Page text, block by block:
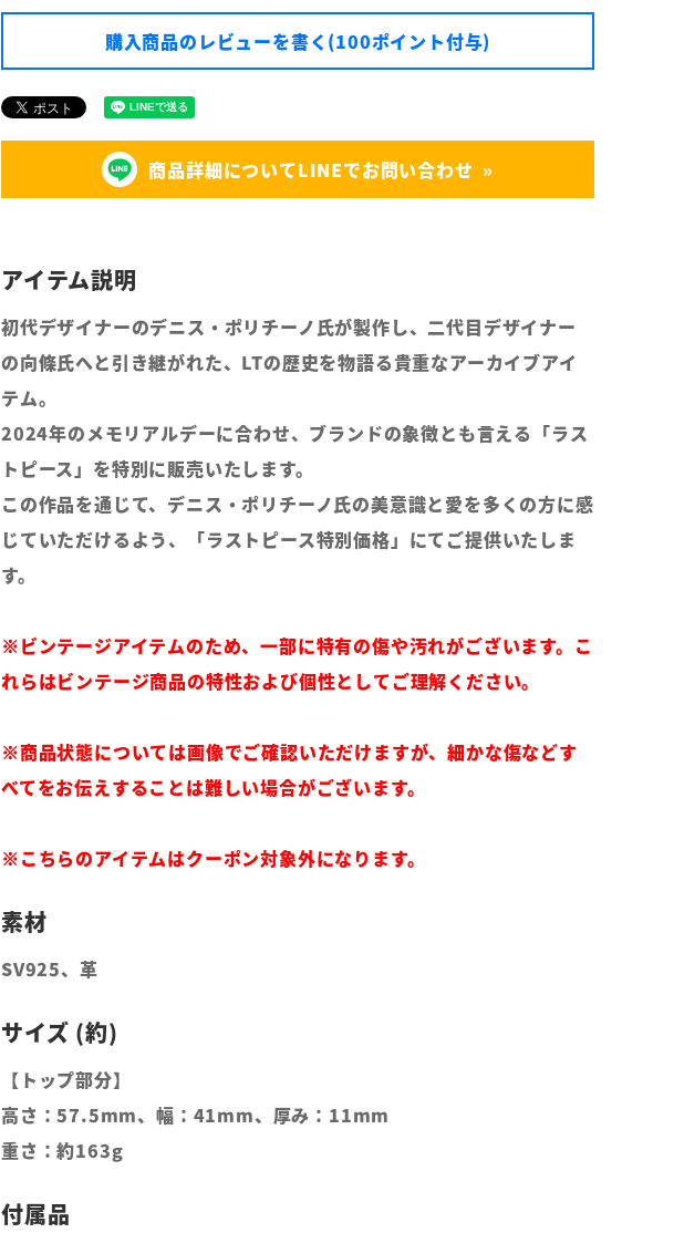
購入商品のレビューを書く(100ポイント付与)
商品詳細についてLINEでお問い合わせ
初代デザイナーのデニス・ポリチーノ氏が製作し、二代目デザイナー
の向條氏へと引き継がれた、LTの歴史を物語る貴重なアーカイブアイ
テム。
2024年のメモリアルデーに合わせ、ブランドの象徴とも言える「ラス
トピース」を特別に販売いたします。
この作品を通じて、デニス・ポリチーノ氏の美意識と愛を多くの方に感
じていただけるよう、「ラストピース特別価格」にてご提供いたしま
す。
※ビンテージアイテムのため、一部に特有の傷や汚れがございます。こ
れらはビンテージ商品の特性および個性としてご理解ください。
※商品状態については画像でご確認いただけますが、細かな傷などす
べてをお伝えすることは難しい場合がございます。
※こちらのアイテムはクーポン対象外になります。
SV925、革
【トップ部分】
高さ：57.5mm、幅：41mm、厚み：11mm
重さ：約163g